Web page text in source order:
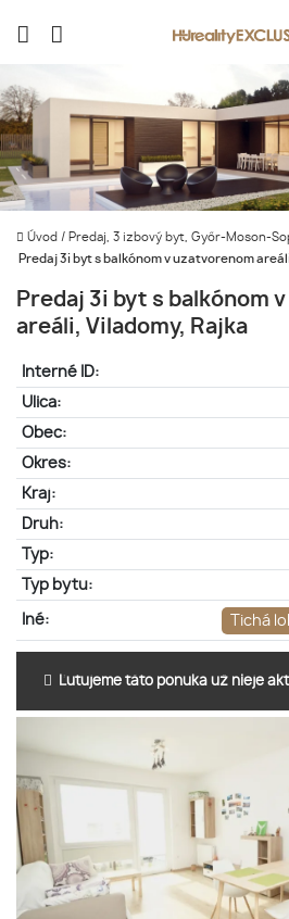
Úvod / Predaj, 3 izbový byt, Győr-Moson-
Predaj 3i byt s balkónom v uzatvorenom
Predaj 3i byt s balkónom
areáli, Viladomy, Rajka
Interné ID:
Ulica:
Obec:
Okres:
Kraj:
Druh:
Typ:
Typ bytu:
Iné: Tichá
Ľutujeme táto ponuka už nieje